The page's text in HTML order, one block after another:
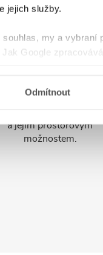
jejich služby.
souhlas, my a vybraní
Jak Google
Odmítnout
umožňuje instalaci
na pravou i levou
stranu. Díky tomu se
snadno přizpůsobí
konkrétnímu
a jejím prostorovým
možnostem.